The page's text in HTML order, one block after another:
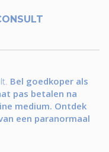
Bel goedkoper als
pas betalen na
medium. Ontdek
een paranormaal